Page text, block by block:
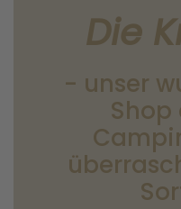
Die
- unser